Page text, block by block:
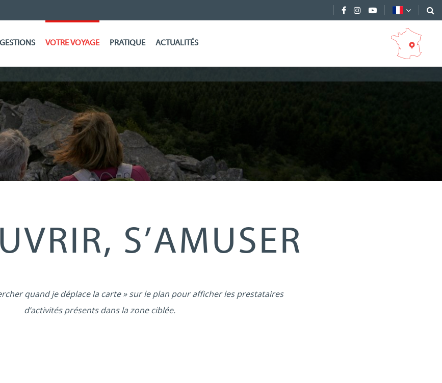
VOTRE VOYAGE PRATIQUE ACTUALITÉS
S’AMUSER
quand je déplace la carte » sur le plan pour afficher les prestataires
d’activités présents dans la zone ciblée.